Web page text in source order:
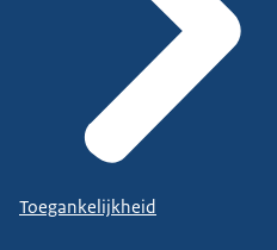
Toegankelijkheid